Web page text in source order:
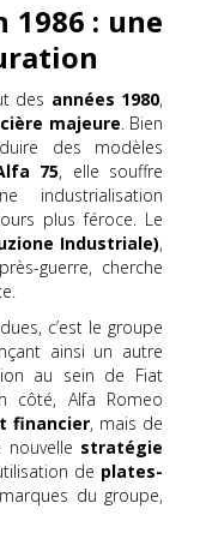
1986 : une
des années 1980,
majeure. Bien
des modèles
75, elle souffre
industrialisation
plus féroce. Le
Industriale),
guerre, cherche
c’est le groupe
ainsi un autre
au sein de Fiat
côté, Alfa Romeo
financier, mais de
nouvelle stratégie
de plates-
du groupe,